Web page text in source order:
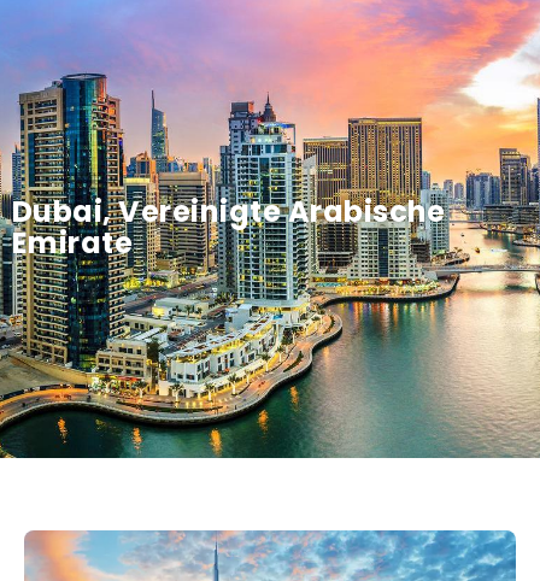
Dubai, Vereinigte Arabische
Emirate